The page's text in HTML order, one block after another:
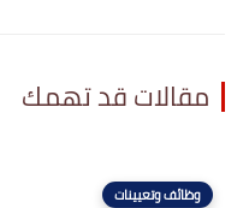
مقالات قد تهمك
وظائف وتعيينات